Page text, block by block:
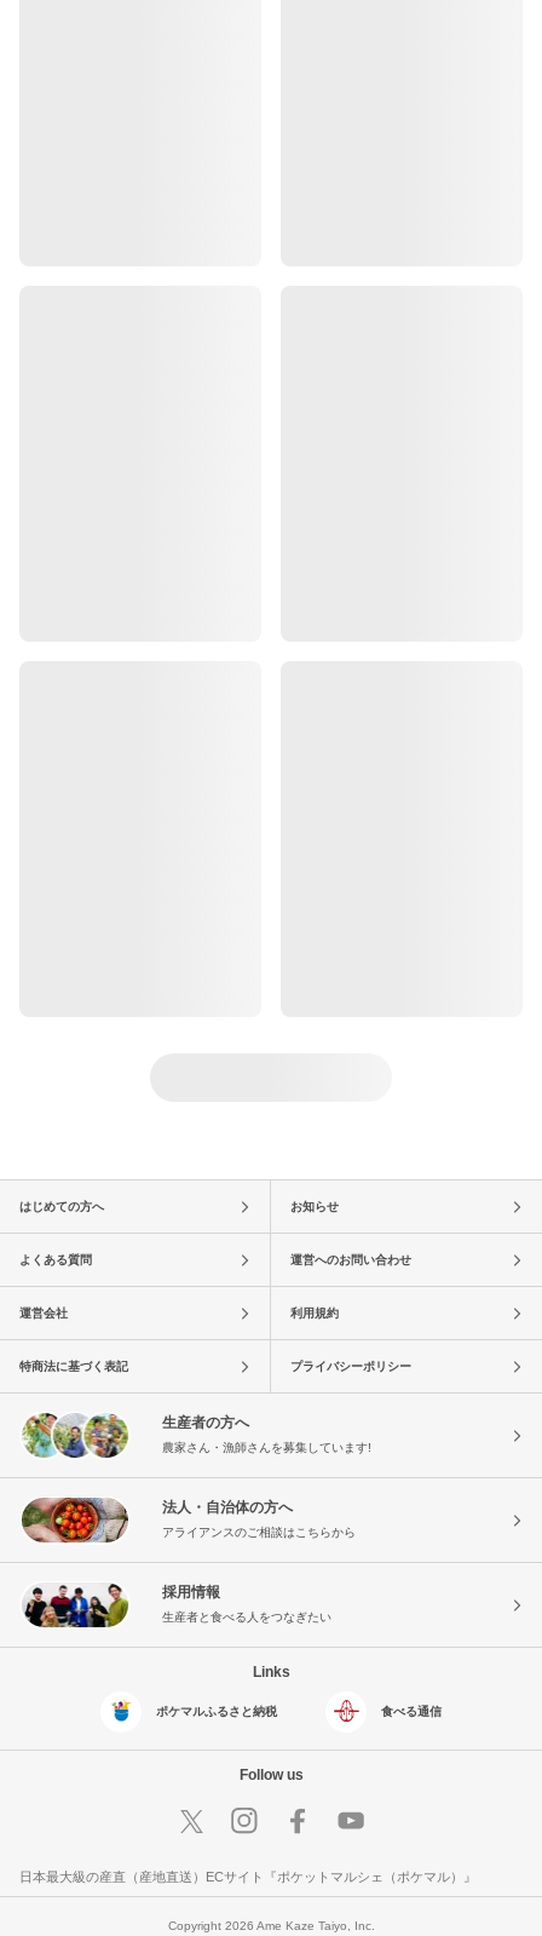
はじめての方へ お知らせ
よくある質問 運営へのお問い合わせ
運営会社 利用規約
特商法に基づく表記 プライバシーポリシー
生産者の方へ
農家さん・漁師さんを募集しています!
法人・自治体の方へ
アライアンスのご相談はこちらから
採用情報
生産者と食べる人をつなぎたい
Links
ポケマルふるさと納税 食べる通信
Follow us
日本最大級の産直（産地直送）ECサイト『ポケットマルシェ（ポケマル）』
Copyright 2026 Ame Kaze Taiyo, Inc.